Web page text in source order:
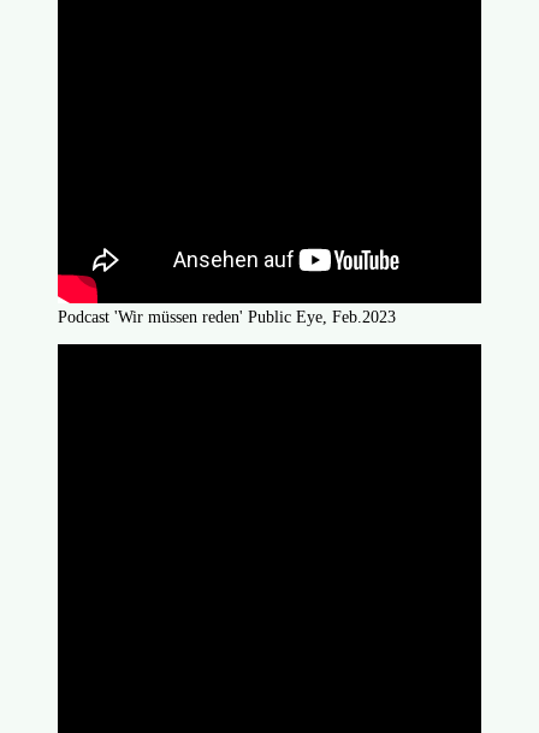
Podcast 'Wir müssen reden' Public Eye, Feb.2023